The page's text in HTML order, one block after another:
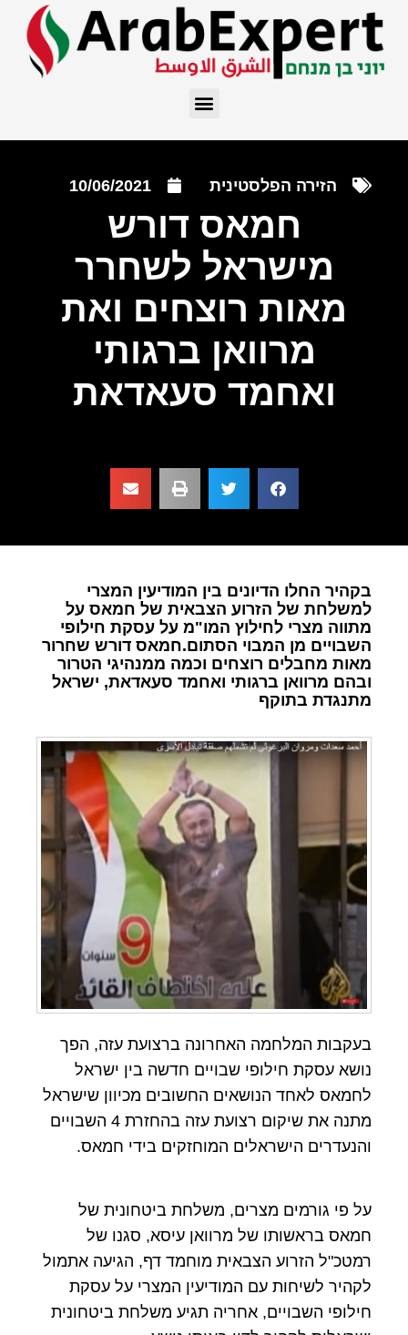
הזירה הפלסטינית 10/06/2021
חמאס דורש
מישראל לשחרר
מאות רוצחים ואת
מרוואן ברגותי
ואחמד סעאדאת
בקהיר החלו הדיונים בין המודיעין המצרי
למשלחת של הזרוע הצבאית של חמאס על
מתווה מצרי לחילוץ המו"מ על עסקת חילופי
השבויים מן המבוי הסתום.חמאס דורש שחרור
מאות מחבלים רוצחים וכמה ממנהיגי הטרור
ובהם מרוואן ברגותי ואחמד סעאדאת, ישראל
מתנגדת בתוקף
בעקבות המלחמה האחרונה ברצועת עזה, הפך
נושא עסקת חילופי שבויים חדשה בין ישראל
לחמאס לאחד הנושאים החשובים מכיוון שישראל
מתנה את שיקום רצועת עזה בהחזרת 4 השבויים
והנעדרים הישראלים המוחזקים בידי חמאס.
על פי גורמים מצרים, משלחת ביטחונית של
חמאס בראשותו של מרוואן עיסא, סגנו של
רמטכ"ל הזרוע הצבאית מוחמד דף, הגיעה אתמול
לקהיר לשיחות עם המודיעין המצרי על עסקת
חילופי השבויים, אחריה תגיע משלחת ביטחונית